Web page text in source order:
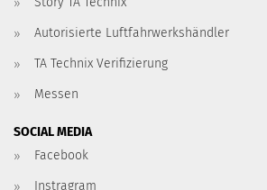
Autorisierte Luftfahrwerkshändler
TA Technix Verifizierung
Messen
SOCIAL MEDIA
Facebook
Instragram